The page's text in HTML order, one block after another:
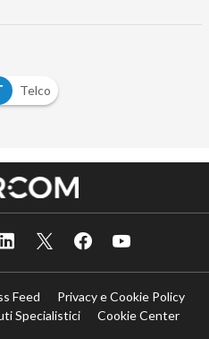
Telco
Feed
Privacy e Cookie Policy
Specialistici
Cookie Center